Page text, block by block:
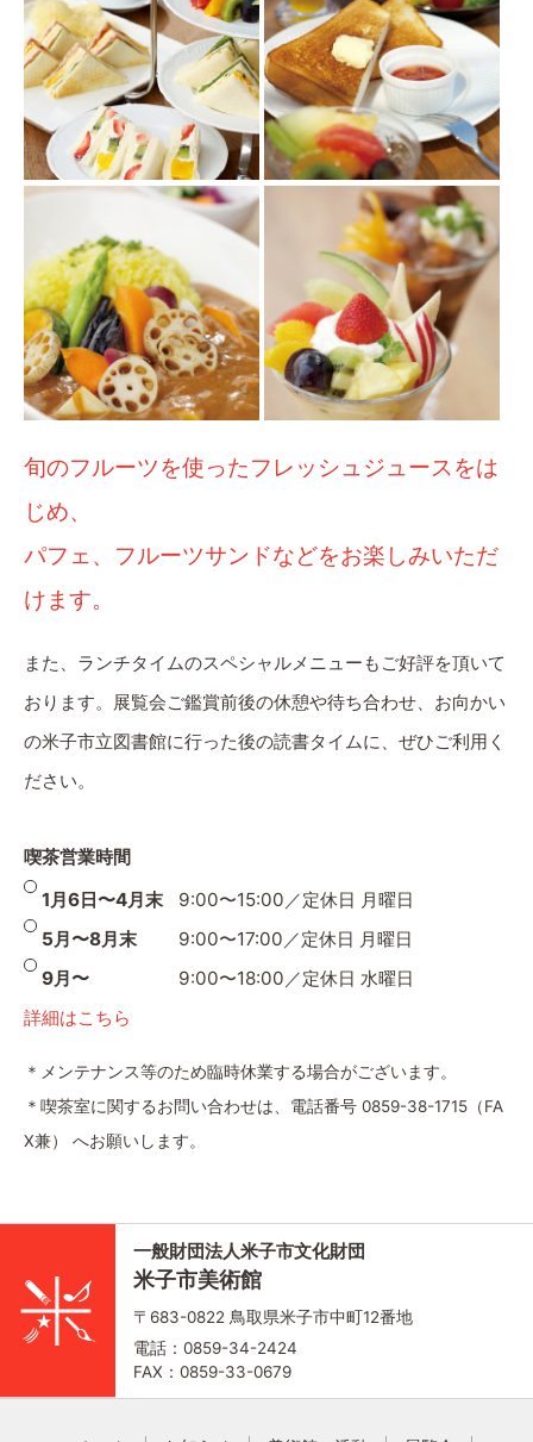
旬のフルーツを使ったフレッシュジュースをは
じめ、
パフェ、フルーツサンドなどをお楽しみいただ
けます。
また、ランチタイムのスペシャルメニューもご好評を頂いて
おります。展覧会ご鑑賞前後の休憩や待ち合わせ、お向かい
の米子市立図書館に行った後の読書タイムに、ぜひご利用く
ださい。
喫茶営業時間
1月6日〜4月末
9:00〜15:00／定休日 月曜日
5月〜8月末
9:00〜17:00／定休日 月曜日
9月〜
9:00〜18:00／定休日 水曜日
詳細はこちら
＊メンテナンス等のため臨時休業する場合がございます。
＊喫茶室に関するお問い合わせは、電話番号 0859-38-1715（FA
X兼） へお願いします。
一般財団法人米子市文化財団
米子市美術館
〒683-0822 鳥取県米子市中町12番地
電話：0859-34-2424
FAX：0859-33-0679